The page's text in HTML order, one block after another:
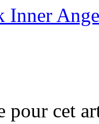
Inner
pour cet